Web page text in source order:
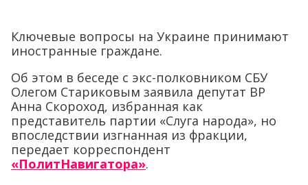
Ключевые вопросы на Украине принимают
иностранные граждане.
Об этом в беседе с экс-полковником СБУ
Олегом Стариковым заявила депутат ВР
Анна Скороход, избранная как
представитель партии «Слуга народа», но
впоследствии изгнанная из фракции,
передает корреспондент
«ПолитНавигатора».